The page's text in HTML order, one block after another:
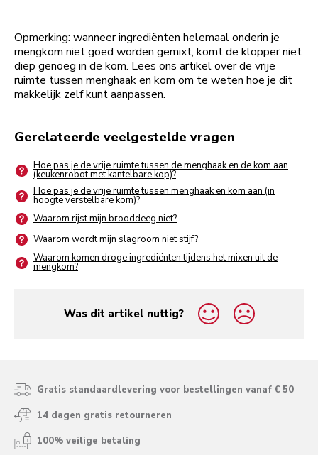
Opmerking: wanneer ingrediënten helemaal onderin je
mengkom niet goed worden gemixt, komt de klopper niet
diep genoeg in de kom. Lees ons artikel over de vrije
ruimte tussen menghaak en kom om te weten hoe je dit
makkelijk zelf kunt aanpassen.
Gerelateerde veelgestelde vragen
Hoe pas je de vrije ruimte tussen de menghaak en de kom aan
(keukenrobot met kantelbare kop)?
Hoe pas je de vrije ruimte tussen menghaak en kom aan (in
hoogte verstelbare kom)?
Waarom rijst mijn brooddeeg niet?
Waarom wordt mijn slagroom niet stijf?
Waarom komen droge ingrediënten tijdens het mixen uit de
mengkom?
Was dit artikel nuttig?
yes
no
Gratis standaardlevering voor bestellingen vanaf € 50
14 dagen gratis retourneren
100% veilige betaling